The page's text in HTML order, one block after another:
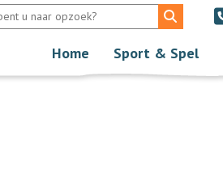
Home Sport & Spel